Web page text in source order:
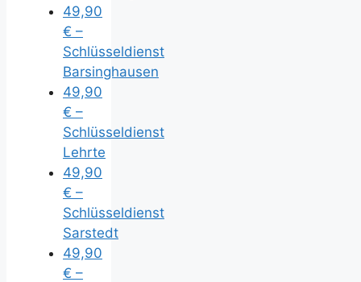
49,90
€ –
Schlüsseldienst
Barsinghausen
49,90
€ –
Schlüsseldienst
Lehrte
49,90
€ –
Schlüsseldienst
Sarstedt
49,90
€ –